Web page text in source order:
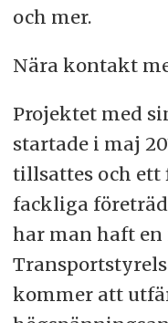
och mer.
Nära kontakt
Projektet med
startade i maj
tillsattes och
fackliga
har man haft
kommer att